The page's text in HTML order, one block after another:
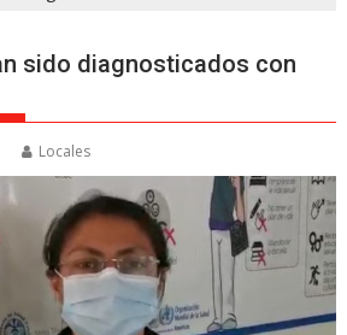
sido diagnosticados con
Locales